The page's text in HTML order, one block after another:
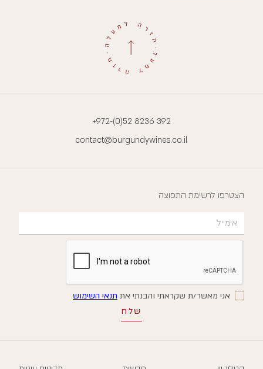
+972-(0)52 8236 392
contact@burgundywines.co.il
הצטרפו לרשימת התפוצה
אני מאשר/ת שקראתי והבנתי את תנאי השימוש